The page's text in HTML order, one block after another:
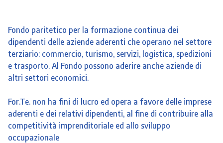
Fondo paritetico per la formazione continua dei
dipendenti delle aziende aderenti che operano nel settore
terziario: commercio, turismo, servizi, logistica, spedizioni
e trasporto. Al Fondo possono aderire anche aziende di
altri settori economici.
For.Te. non ha fini di lucro ed opera a favore delle imprese
aderenti e dei relativi dipendenti, al fine di contribuire alla
competitività imprenditoriale ed allo sviluppo
occupazionale